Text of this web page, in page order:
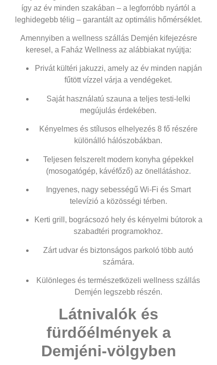
így az év minden szakában – a legforróbb nyártól a
leghidegebb télig – garantált az optimális hőmérséklet.
Amennyiben a wellness szállás Demjén kifejezésre
keresel, a Faház Wellness az alábbiakat nyújtja:
Privát kültéri jakuzzi, amely az év minden napján
fűtött vízzel várja a vendégeket.
Saját használatú szauna a teljes testi-lelki
megújulás érdekében.
Kényelmes és stílusos elhelyezés 8 főrészére
különálló hálószobákban.
Teljesen felszerelt modern konyha gépekkel
(mosogatógép, kávéfőző) az önellátáshoz.
Ingyenes, nagy sebességű Wi-Fi és Smart
televízió a közösségi térben.
Kerti grill, bográcsozó hely és kényelmi bútorok a
szabadtéri programokhoz.
Zárt udvar és biztonságos parkoló több autó
számára.
Különleges és természetközeli wellness szállás
Demjén legszebb részén.
Látnivalók és
fürdőélmények a
Demjéni-völgyben